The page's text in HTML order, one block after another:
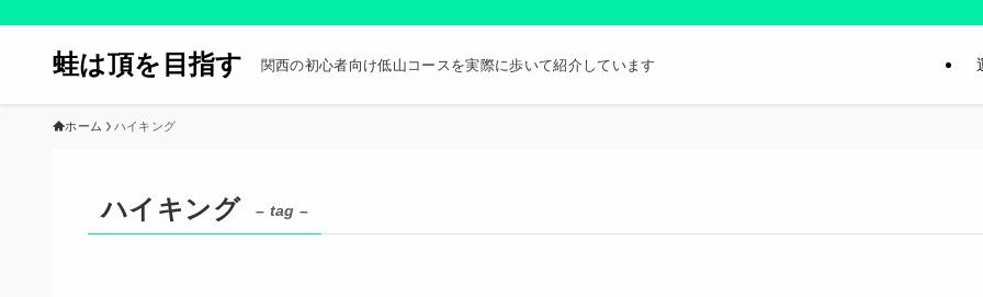
蛙は頂を目指す 関西の初心者向け低山コースを実際に歩いて紹介しています
ホーム ハイキング
ハイキング – tag –